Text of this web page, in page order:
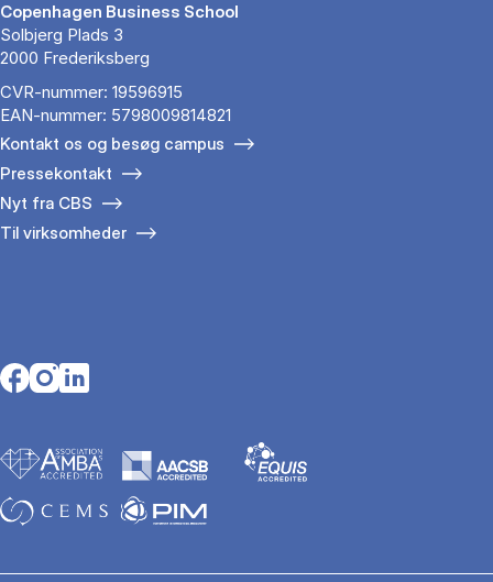
Copenhagen Business School
Solbjerg Plads 3
2000 Frederiksberg
CVR-nummer: 19596915
EAN-nummer: 5798009814821
Kontakt os og besøg campus
Pressekontakt
Nyt fra CBS
Til virksomheder
Opens in a new tab
Opens in a new tab
Opens in a new tab